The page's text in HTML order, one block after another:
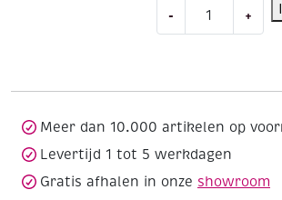
-
handwerkstof/
aantal
+
Meer dan 10.000 artikelen op
Levertijd 1 tot 5 werkdagen
Gratis afhalen in onze showroom